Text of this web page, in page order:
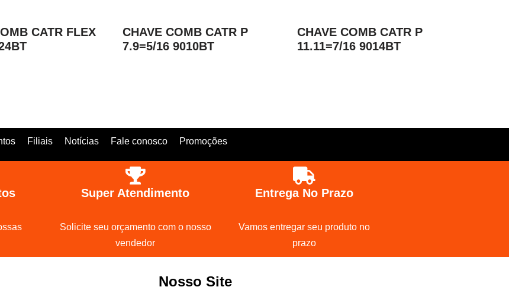
CATR FLEX
CHAVE COMB CATR P
7.9=5/16 9010BT
CHAVE COMB CATR P
11.11=7/16 9014BT
Filiais Notícias Fale conosco Promoções
Super Atendimento
Solicite seu orçamento com o nosso
vendedor
Entrega No Prazo
Vamos entregar seu produto no
prazo
Nosso Site